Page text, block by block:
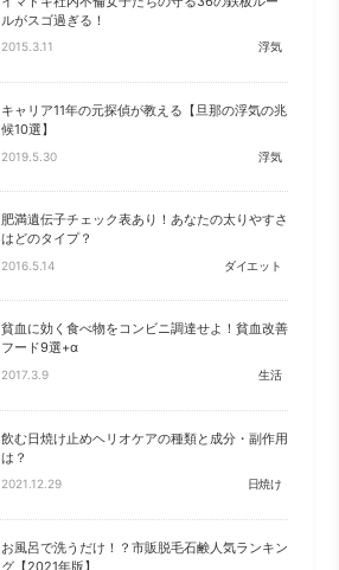
ルがスゴ過ぎる！
2015.3.11 浮気
キャリア11年の元探偵が教える【旦那の浮気の兆
候10選】
2019.5.30 浮気
肥満遺伝子チェック表あり！あなたの太りやすさ
はどのタイプ？
2016.5.14 ダイエット
貧血に効く食べ物をコンビニ調達せよ！貧血改善
フード9選+α
2017.3.9 生活
飲む日焼け止めヘリオケアの種類と成分・副作用
は？
2021.12.29 日焼け
お風呂で洗うだけ！？市販脱毛石鹸人気ランキン
グ【2021年版】